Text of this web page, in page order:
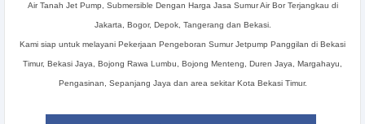
Air Tanah Jet Pump, Submersible Dengan Harga Jasa Sumur Air Bor Terjangkau di
Jakarta, Bogor, Depok, Tangerang dan Bekasi.
Kami siap untuk melayani Pekerjaan Pengeboran Sumur Jetpump Panggilan di Bekasi
Timur, Bekasi Jaya, Bojong Rawa Lumbu, Bojong Menteng, Duren Jaya, Margahayu,
Pengasinan, Sepanjang Jaya dan area sekitar Kota Bekasi Timur.